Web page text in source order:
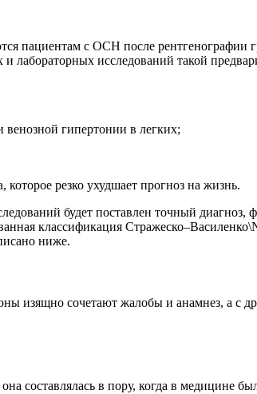
пациентам с ОСН после рентгенографии
лабораторных исследований такой
гипертонии в легких;
резко ухудшает прогноз на жизнь.
будет поставлен точный
классификация
ниже.
изящно сочетают жалобы и анамнез, а с
составлялась в пору, когда в